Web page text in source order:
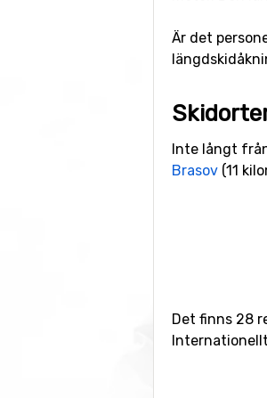
Är det
Inte långt
Brasov (11
Det finns 28